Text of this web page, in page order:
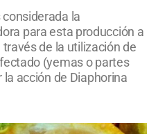
la
para esta producción a
de la utilización de
(yemas o partes
acción de Diaphorina